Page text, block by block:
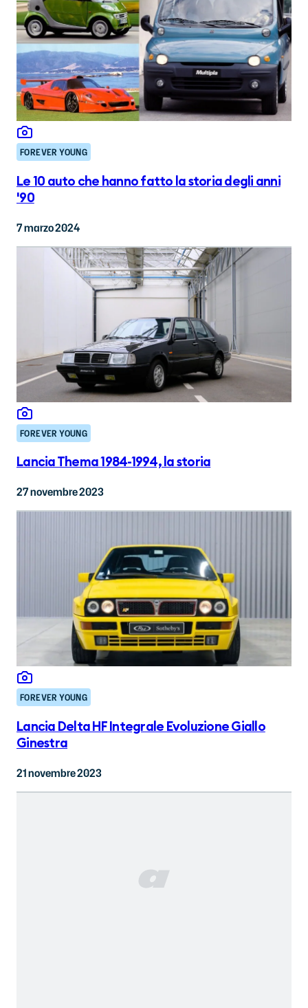
FOREVER YOUNG
Le 10 auto che hanno fatto la storia degli anni
'90
7 marzo 2024
FOREVER YOUNG
Lancia Thema 1984-1994, la storia
27 novembre 2023
FOREVER YOUNG
Lancia Delta HF Integrale Evoluzione Giallo
Ginestra
21 novembre 2023